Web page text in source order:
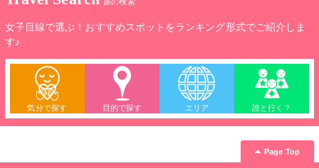
す
女子目線で選ぶ！おすすめスポットをランキング形式でご紹介しま
す♪
気分で探す 目的で探す エリア 誰と行く？
Page Top